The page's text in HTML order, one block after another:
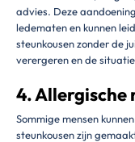
advies. Deze
ledematen en kunnen
steunkousen zonder de
verergeren en de
4. Allergische
Sommige mensen
steunkousen zijn